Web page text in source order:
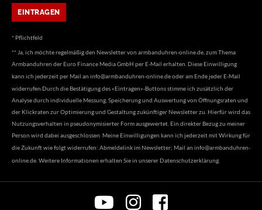
* Pflichtfeld
** Ja, ich möchte regelmäßig den Newsletter von armbanduhren-online.de, zum Thema
Armbanduhren der Euro Finance Media GmbH per E-Mail erhalten. Diese Einwilligung
kann ich jederzeit per Mail an info@armbanduhren-online.deoder am Ende jeder E-Mail
widerrufen.Durch die Bestätigung des «Eintragen»-Buttons stimme ich zusätzlich der
Analyse durch individuelle Messung, Speicherung und Auswertung von Öffnungsraten und
der Klickraten zur Optimierung und Gestaltung zukünftiger Newsletter zu. Hierfür wird das
Nutzungsverhalten in pseudonymisierter Form ausgewertet. Ein direkter Bezug zu meiner
Person wird dabei ausgeschlossen. Meine Einwilligungen kann ich jederzeit mit Wirkung für
die Zukunft wie folgt widerrufen: Abmeldelink im Newsletter; Mail an info@armbanduhren-
online.de . Weitere Informationen erhalten Sie in unserer Datenschutzerklärung